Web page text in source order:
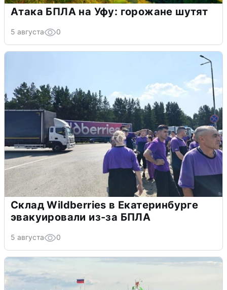
Атака БПЛА на Уфу: горожане шутят
5 августа 0
Склад Wildberries в Екатеринбурге
эвакуировали из-за БПЛА
5 августа 0